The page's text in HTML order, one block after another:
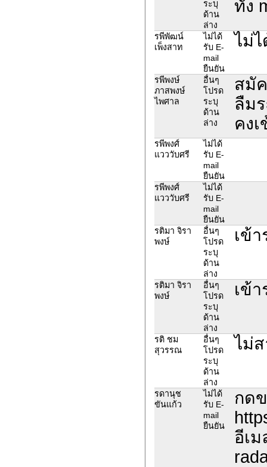
ระบุ
ด้าน
ล่าง
ทั้ง
รพีพัฒน์
เพ็งสาท
ไม่ได้
รับ E-
mail
ยืนยัน
ไม่
รพีพงษ์
ภาสพงษ์
ไพศาล
อื่นๆ
โปรด
ระบุ
ด้าน
ล่าง
สมั
ลืม
คง
รพีพงศ์
แวววับศรี
ไม่ได้
รับ E-
mail
ยืนยัน
รพีพงศ์
แวววับศรี
ไม่ได้
รับ E-
mail
ยืนยัน
รติมา จิรา
พงษ์
อื่นๆ
โปรด
ระบุ
ด้าน
ล่าง
เข้
รติมา จิรา
พงษ์
อื่นๆ
โปรด
ระบุ
ด้าน
ล่าง
เข้
รติ ชม
สุวรรณ
อื่นๆ
โปรด
ระบุ
ด้าน
ล่าง
ไม่
รดานุช
ขันแก้ว
ไม่ได้
รับ E-
mail
ยืนยัน
กด
อีเ